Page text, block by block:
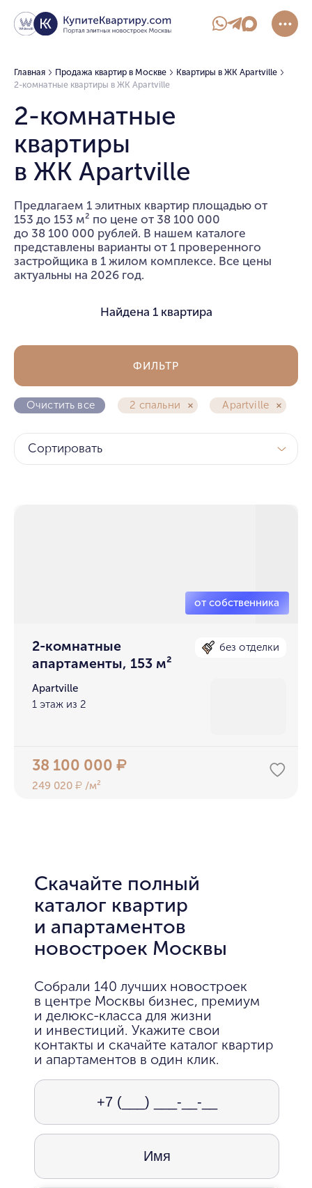
Главная Продажа квартир в Москве
Квартиры в ЖК Apartville
2-комнатные квартиры в ЖК Apartville
2-комнатные
квартиры
в ЖК Apartville
Предлагаем 1 элитных квартир площадью от
153 до 153 м² по цене от 38 100 000
до 38 100 000 рублей. В нашем каталоге
представлены варианты от 1 проверенного
застройщика в 1 жилом комплексе. Все цены
актуальны на 2026 год.
Найдена 1 квартира
Очистить все 2 спальни Apartville
ФИЛЬТР
Сортировать
2-комнатные
апартаменты, 153 м²
без отделки
Apartville
1 этаж из 2
38 100 000₽
249 020₽ /м²
Скачайте полный
каталог квартир
и апартаментов
новостроек Москвы
Собрали 140 лучших новостроек
в центре Москвы бизнес, премиум
и делюкс-класса для жизни
и инвестиций. Укажите свои
контакты и скачайте каталог квартир
и апартаментов в один клик.